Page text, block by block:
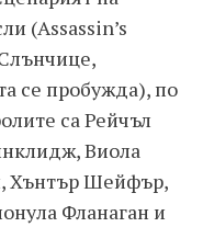
(Assassin’s
се пробужда), по
са Рейчъл
Виола
Хънтър Шейфър,
Фланаган и